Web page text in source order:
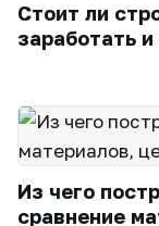
Стоит ли
заработать
Из чего
сравнение